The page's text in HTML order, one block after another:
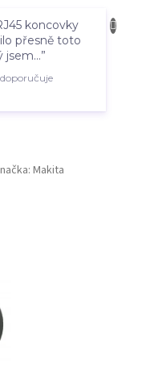
Makita
koncovky
přesně toto
doporučuje